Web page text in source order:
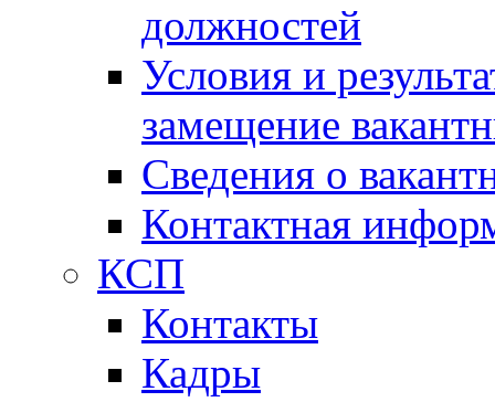
должностей
Условия и
замещение
Сведения о
Контактная
КСП
Контакты
Кадры